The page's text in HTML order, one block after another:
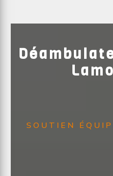
SOUTIEN